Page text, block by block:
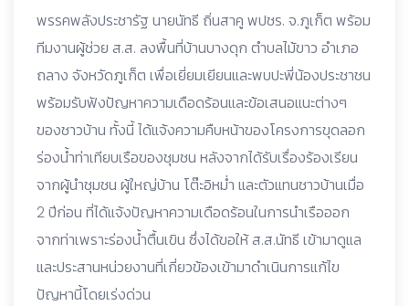
พรรคพลังประชารัฐ นายนัทธี ถิ่นสาคู พปชร. จ.ภูเก็ต พร้อม
ทีมงานผู้ช่วย ส.ส. ลงพื้นที่บ้านบางดุก ตำบลไม้ขาว อำเภอ
ถลาง จังหวัดภูเก็ต เพื่อเยี่ยมเยียนและพบปะพี่น้องประชาชน
พร้อมรับฟังปัญหาความเดือดร้อนและข้อเสนอแนะต่างๆ
ของชาวบ้าน ทั้งนี้ ได้แจ้งความคืบหน้าของโครงการขุดลอก
ร่องน้ำท่าเทียบเรือของชุมชน หลังจากได้รับเรื่องร้องเรียน
จากผู้นำชุมชน ผู้ใหญ่บ้าน โต๊ะอิหม่ำ และตัวแทนชาวบ้านเมื่อ
2 ปีก่อน ที่ได้แจ้งปัญหาความเดือดร้อนในการนำเรือออก
จากท่าเพราะร่องน้ำตื้นเขิน ซึ่งได้ขอให้ ส.ส.นัทธี เข้ามาดูแล
และประสานหน่วยงานที่เกี่ยวข้องเข้ามาดำเนินการแก้ไข
ปัญหานี้โดยเร่งด่วน